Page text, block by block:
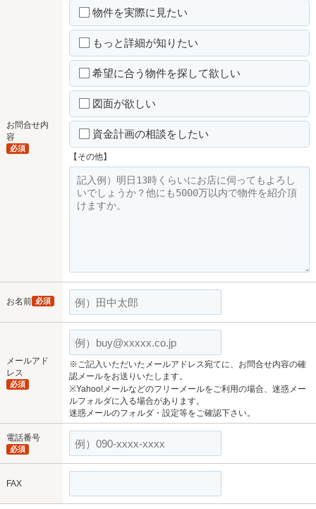
お問合せ内
容
必須
物件を実際に見たい
もっと詳細が知りたい
希望に合う物件を探して欲しい
図面が欲しい
資金計画の相談をしたい
【その他】
お名前 必須
メールアド
レス
必須
※ご記入いただいたメールアドレス宛てに、お問合せ内容の確
認メールをお送りいたします。
※Yahoo!メールなどのフリーメールをご利用の場合、迷惑メー
ルフォルダに入る場合があります。
迷惑メールのフォルダ・設定等をご確認下さい。
電話番号
必須
FAX